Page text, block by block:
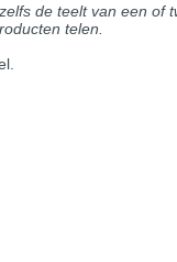
de teelt van een of
telen.